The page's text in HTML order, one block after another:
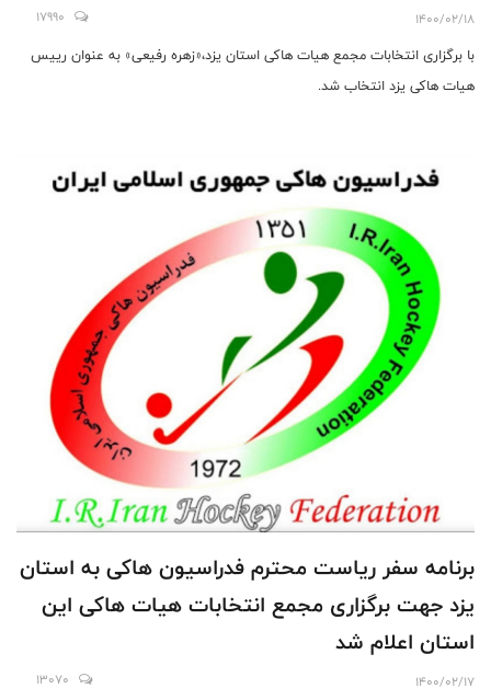
1400/02/18
17990
با برگزاری انتخابات مجمع هيا‌ت ها‌كی استان یزد،«زهره رفیعی» به عنوان ر‌ييس
هيا‌ت ها‌كی یزد انتخاب شد.
برنامه سفر ریاست محترم فدراسیون هاکی به استان
یزد جهت برگزاری مجمع انتخابات هیات هاکی این
استان اعلام شد
1400/02/17
13070